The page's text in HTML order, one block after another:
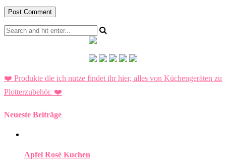
❤️ Produkte die ich nutze findet ihr hier, alles von Küchengeräten zu
Plotterzubehör. ❤️
Neueste Beiträge
Apfel Rosé Kuchen